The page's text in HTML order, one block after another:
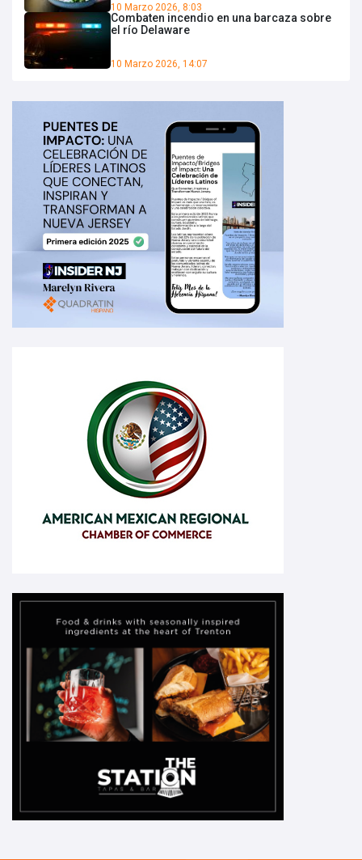
10 Marzo 2026, 8:03
Combaten incendio en una barcaza sobre
el río Delaware
10 Marzo 2026, 14:07